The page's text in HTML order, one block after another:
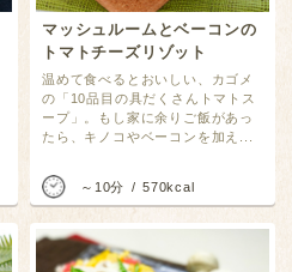
マッシュルームとベーコンの
トマトチーズリゾット
温めて食べるとおいしい、カゴメ
の「10品目の具だくさんトマトス
ープ」。もし家に余りご飯があっ
たら、キノコやベーコンを加え...
～10分 570kcal